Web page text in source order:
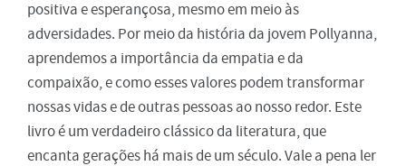
positiva e esperançosa, mesmo em meio às
adversidades. Por meio da história da jovem Pollyanna,
aprendemos a importância da empatia e da
compaixão, e como esses valores podem transformar
nossas vidas e de outras pessoas ao nosso redor. Este
livro é um verdadeiro clássico da literatura, que
encanta gerações há mais de um século. Vale a pena ler